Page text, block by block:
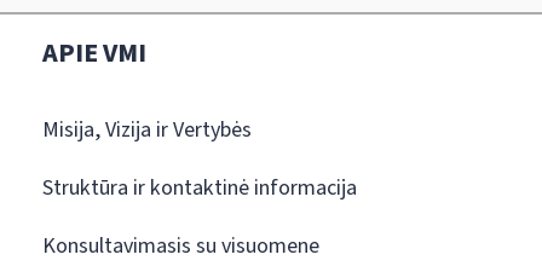
APIE VMI
Misija, Vizija ir Vertybės
Struktūra ir kontaktinė informacija
Konsultavimasis su visuomene